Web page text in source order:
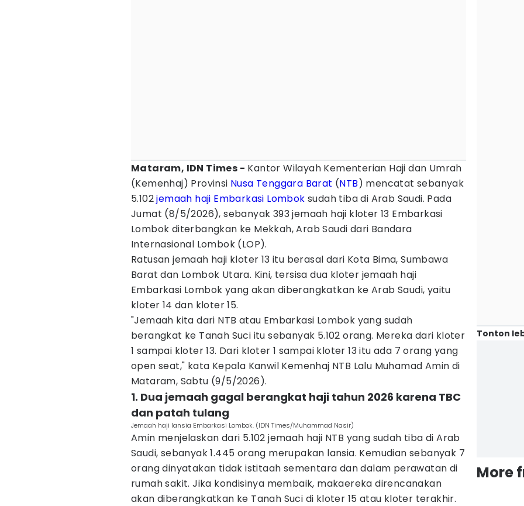
Mataram, IDN Times - Kantor Wilayah Kementerian Haji dan Umrah
(Kemenhaj) Provinsi Nusa Tenggara Barat (NTB) mencatat sebanyak
5.102jemaah haji Embarkasi Lombok sudah tiba di Arab Saudi. Pada
Jumat (8/5/2026), sebanyak 393 jemaah haji kloter 13 Embarkasi
Lombok diterbangkan ke Mekkah, Arab Saudi dari Bandara
Internasional Lombok (LOP).
Ratusan jemaah haji kloter 13 itu berasal dari Kota Bima, Sumbawa
Barat dan Lombok Utara. Kini, tersisa dua kloter jemaah haji
Embarkasi Lombok yang akan diberangkatkan ke Arab Saudi, yaitu
kloter 14 dan kloter 15.
"Jemaah kita dari NTB atau Embarkasi Lombok yang sudah
berangkat ke Tanah Suci itu sebanyak 5.102 orang. Mereka dari kloter
1 sampai kloter 13. Dari kloter 1 sampai kloter 13 itu ada 7 orang yang
open seat," kata Kepala Kanwil Kemenhaj NTB Lalu Muhamad Amin di
Mataram, Sabtu (9/5/2026).
1. Dua jemaah gagal berangkat haji tahun 2026 karena TBC
dan patah tulang
Jemaah haji lansia Embarkasi Lombok. (IDN Times/Muhammad Nasir)
Amin menjelaskan dari 5.102 jemaah haji NTB yang sudah tiba di Arab
Saudi, sebanyak 1.445 orang merupakan lansia. Kemudian sebanyak 7
orang dinyatakan tidak istitaah sementara dan dalam perawatan di
rumah sakit. Jika kondisinya membaik, makaereka direncanakan
akan diberangkatkan ke Tanah Suci di kloter 15 atau kloter terakhir.
Tonton
More